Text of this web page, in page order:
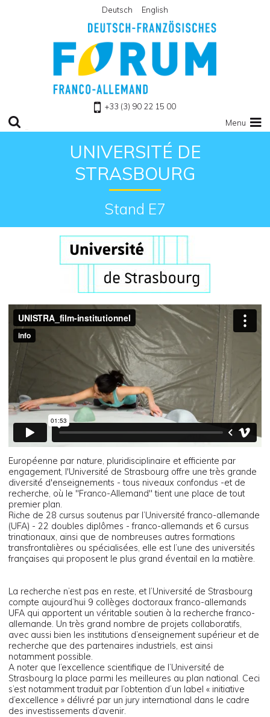
Retour à l'accueil
Deutsch English
+33 (3) 90 22 15 00
Menu
UNIVERSITÉ DE
STRASBOURG
Stand E7
Européenne par nature, pluridisciplinaire et efficiente par
engagement, l'Université de Strasbourg offre une très grande
diversité d'enseignements - tous niveaux confondus -et de
recherche, où le "Franco-Allemand" tient une place de tout
premier plan.
Riche de 28 cursus soutenus par l’Université franco-allemande
(UFA) - 22 doubles diplômes - franco-allemands et 6 cursus
trinationaux, ainsi que de nombreuses autres formations
transfrontalières ou spécialisées, elle est l’une des universités
françaises qui proposent le plus grand éventail en la matière.
La recherche n’est pas en reste, et l’Université de Strasbourg
compte aujourd’hui 9 collèges doctoraux franco-allemands
UFA qui apportent un véritable soutien à la recherche franco-
allemande. Un très grand nombre de projets collaboratifs,
avec aussi bien les institutions d’enseignement supérieur et de
recherche que des partenaires industriels, est ainsi
notamment possible.
A noter que l’excellence scientifique de l’Université de
Strasbourg la place parmi les meilleures au plan national. Ceci
s’est notamment traduit par l’obtention d’un label « initiative
d’excellence » délivré par un jury international dans le cadre
des investissements d’avenir.